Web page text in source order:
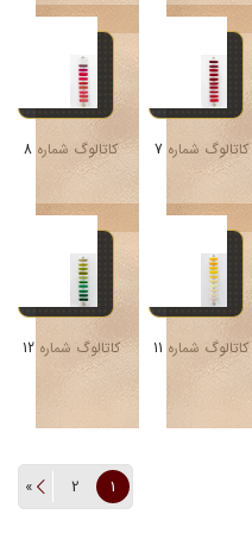
کاتالوگ شماره 7 کاتالوگ شماره 8
کاتالوگ شماره 11 کاتالوگ شماره 12
1
2
»